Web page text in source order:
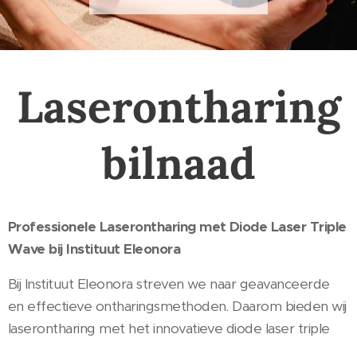
Laserontharing
bilnaad
Professionele Laserontharing met Diode Laser Triple
Wave bij Instituut Eleonora
Bij Instituut Eleonora streven we naar geavanceerde
en effectieve ontharingsmethoden. Daarom bieden wij
laserontharing met het innovatieve diode laser triple